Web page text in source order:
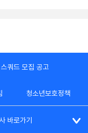
쿼드 모집 공고
청소년보호정책
바로가기